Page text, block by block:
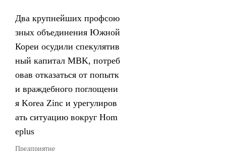
Два крупнейших профсою
зных объединения Южной
Кореи осудили спекулятив
ный капитал MBK, потреб
овав отказаться от попытк
и враждебного поглощени
я Korea Zinc и урегулиров
ать ситуацию вокруг Hom
eplus
Предприятие